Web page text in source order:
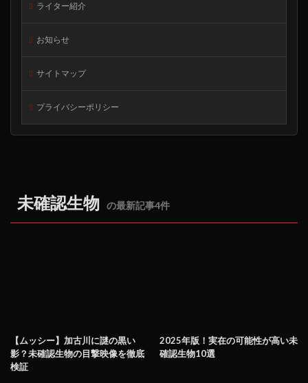
ライター紹介
お知らせ
サイトマップ
プライバシーポリシー
未確認生物 の最新記事4件
【ムッシー】加古川に謎の黒い
影？未確認生物の目撃映像を徹底
検証
2025年版！実在の可能性が高い未
確認生物10選